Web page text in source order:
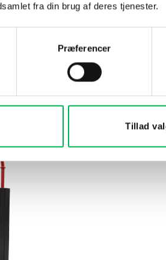
fra din brug af deres tjenester.
Præferencer
Tillad
mærke
DU KUNNE OGSÅ